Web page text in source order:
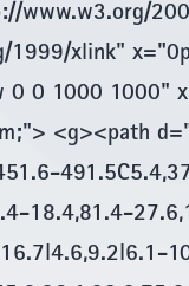
www.w3.org/
1999/xlink"
0 0 1000 1000"
<g><path
18.4,81.4-